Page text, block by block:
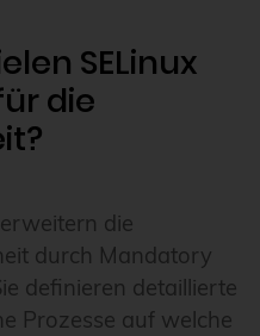
SELinux
die
erweitern die
durch Mandatory
definieren detaillierte
Prozesse auf welche